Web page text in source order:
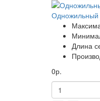
Одножильный
Длина
0р.